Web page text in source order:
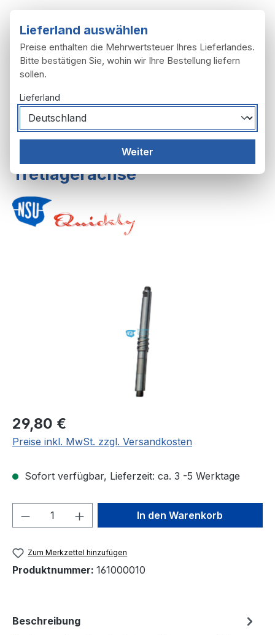
Tretlagerachse
Regulärer Preis:
29,80 €
Preise inkl. MwSt. zzgl. Versandkosten
Sofort verfügbar, Lieferzeit: ca. 3 -5 Werktage
Produkt Anzahl: Gib denIn den Warenkorb
Zum Merkzettel hinzufügen
Produktnummer: 161000010
Beschreibung
Lieferland auswählen
Preise enthalten die Mehrwertsteuer Ihres Lieferlandes.
Bitte bestätigen Sie, wohin wir Ihre Bestellung liefern
sollen.
Lieferland
Weiter